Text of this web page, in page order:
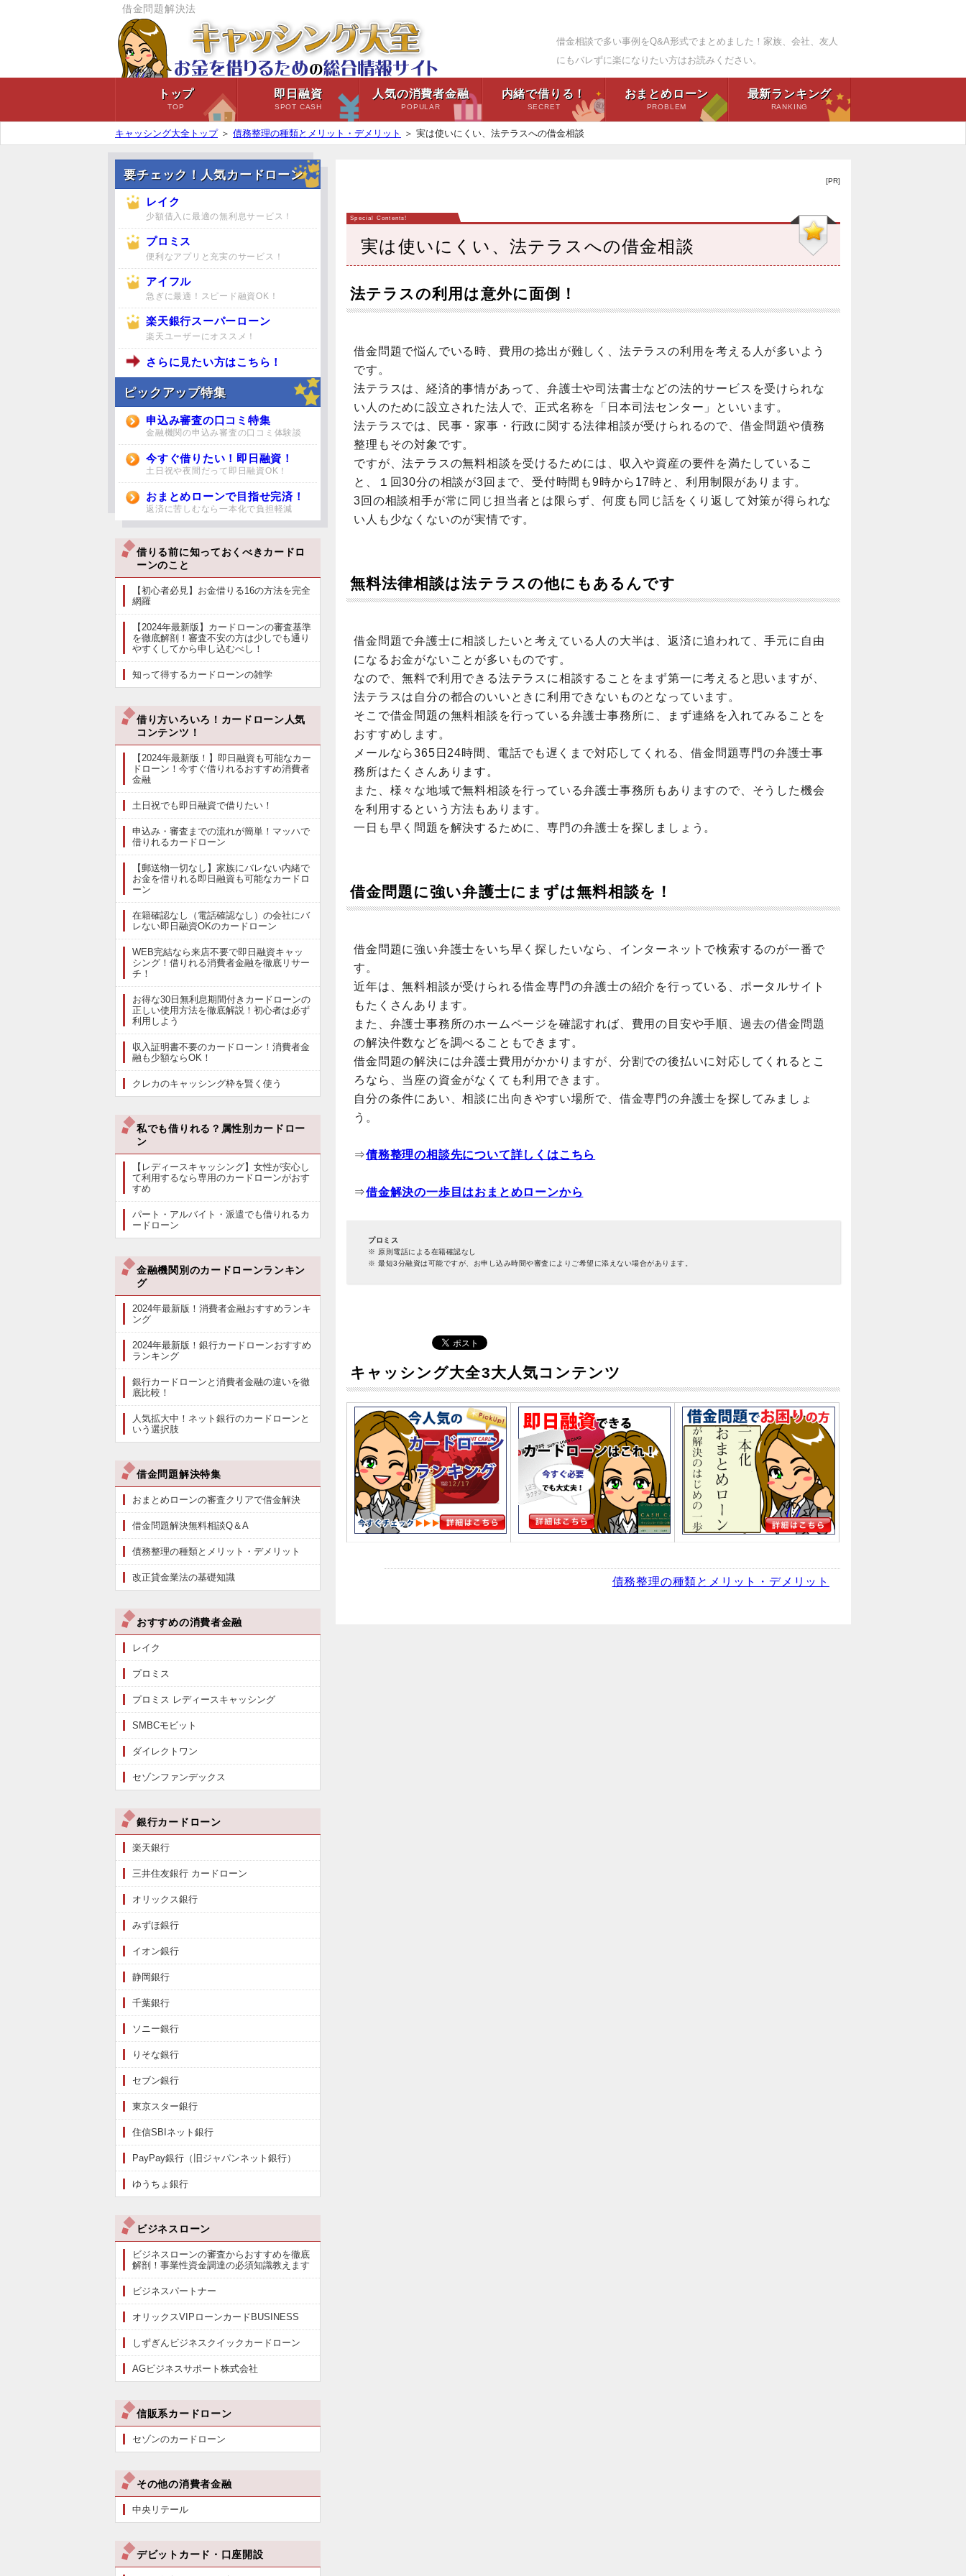
借金問題解決法
借金相談で多い事例をQ&A形式でまとめました！家族、会社、友人
にもバレずに楽になりたい方はお読みください。
トップ
TOP
即日融資
SPOT CASH
人気の消費者金融
POPULAR
内緒で借りる！
SECRET
おまとめローン
PROBLEM
最新ランキング
RANKING
キャッシング大全トップ＞ 債務整理の種類とメリット・デメリット ＞ 実は使いにくい、法テラスへの借金相談
[PR]
実は使いにくい、法テラスへの借金相談
法テラスの利用は意外に面倒！
借金問題で悩んでいる時、費用の捻出が難しく、法テラスの利用を考える人が多いよう
です。
法テラスは、経済的事情があって、弁護士や司法書士などの法的サービスを受けられな
い人のために設立された法人で、正式名称を「日本司法センター」といいます。
法テラスでは、民事・家事・行政に関する法律相談が受けられるので、借金問題や債務
整理もその対象です。
ですが、法テラスの無料相談を受けるためには、収入や資産の要件を満たしているこ
と、１回30分の相談が3回まで、受付時間も9時から17時と、利用制限があります。
3回の相談相手が常に同じ担当者とは限らず、何度も同じ話をくり返して対策が得られな
い人も少なくないのが実情です。
無料法律相談は法テラスの他にもあるんです
借金問題で弁護士に相談したいと考えている人の大半は、返済に追われて、手元に自由
になるお金がないことが多いものです。
なので、無料で利用できる法テラスに相談することをまず第一に考えると思いますが、
法テラスは自分の都合のいいときに利用できないものとなっています。
そこで借金問題の無料相談を行っている弁護士事務所に、まず連絡を入れてみることを
おすすめします。
メールなら365日24時間、電話でも遅くまで対応してくれる、借金問題専門の弁護士事
務所はたくさんあります。
また、様々な地域で無料相談を行っている弁護士事務所もありますので、そうした機会
を利用するという方法もあります。
一日も早く問題を解決するために、専門の弁護士を探しましょう。
借金問題に強い弁護士にまずは無料相談を！
借金問題に強い弁護士をいち早く探したいなら、インターネットで検索するのが一番で
す。
近年は、無料相談が受けられる借金専門の弁護士の紹介を行っている、ポータルサイト
もたくさんあります。
また、弁護士事務所のホームページを確認すれば、費用の目安や手順、過去の借金問題
の解決件数などを調べることもできます。
借金問題の解決には弁護士費用がかかりますが、分割での後払いに対応してくれるとこ
ろなら、当座の資金がなくても利用できます。
自分の条件にあい、相談に出向きやすい場所で、借金専門の弁護士を探してみましょ
う。
⇒債務整理の相談先について詳しくはこちら
⇒借金解決の一歩目はおまとめローンから
プロミス
※ 原則電話による在籍確認なし
※ 最短3分融資は可能ですが、お申し込み時間や審査によりご希望に添えない場合があります。
キャッシング大全3大人気コンテンツ
債務整理の種類とメリット・デメリット
要チェック！人気カードローン
レイク
少額借入に最適の無利息サービス！
プロミス
便利なアプリと充実のサービス！
アイフル
急ぎに最適！スピード融資OK！
楽天銀行スーパーローン
楽天ユーザーにオススメ！
さらに見たい方はこちら！
ピックアップ特集
申込み審査の口コミ特集
金融機関の申込み審査の口コミ体験談
今すぐ借りたい！即日融資！
土日祝や夜間だって即日融資OK！
おまとめローンで目指せ完済！
返済に苦しむなら一本化で負担軽減
借りる前に知っておくべきカードロ
ーンのこと
【初心者必見】お金借りる16の方法を完全
網羅
【2024年最新版】カードローンの審査基準
を徹底解剖！審査不安の方は少しでも通り
やすくしてから申し込むべし！
知って得するカードローンの雑学
借り方いろいろ！カードローン人気
コンテンツ！
【2024年最新版！】即日融資も可能なカー
ドローン！今すぐ借りれるおすすめ消費者
金融
土日祝でも即日融資で借りたい！
申込み・審査までの流れが簡単！マッハで
借りれるカードローン
【郵送物一切なし】家族にバレない内緒で
お金を借りれる即日融資も可能なカードロ
ーン
在籍確認なし（電話確認なし）の会社にバ
レない即日融資OKのカードローン
WEB完結なら来店不要で即日融資キャッ
シング！借りれる消費者金融を徹底リサー
チ！
お得な30日無利息期間付きカードローンの
正しい使用方法を徹底解説！初心者は必ず
利用しよう
収入証明書不要のカードローン！消費者金
融も少額ならOK！
クレカのキャッシング枠を賢く使う
私でも借りれる？属性別カードロー
ン
【レディースキャッシング】女性が安心し
て利用するなら専用のカードローンがおす
すめ
パート・アルバイト・派遣でも借りれるカ
ードローン
金融機関別のカードローンランキン
グ
2024年最新版！消費者金融おすすめランキ
ング
2024年最新版！銀行カードローンおすすめ
ランキング
銀行カードローンと消費者金融の違いを徹
底比較！
人気拡大中！ネット銀行のカードローンと
いう選択肢
借金問題解決特集
おまとめローンの審査クリアで借金解決
借金問題解決無料相談Q＆A
債務整理の種類とメリット・デメリット
改正貸金業法の基礎知識
おすすめの消費者金融
レイク
プロミス
プロミス レディースキャッシング
SMBCモビット
ダイレクトワン
セゾンファンデックス
銀行カードローン
楽天銀行
三井住友銀行 カードローン
オリックス銀行
みずほ銀行
イオン銀行
静岡銀行
千葉銀行
ソニー銀行
りそな銀行
セブン銀行
東京スター銀行
住信SBIネット銀行
PayPay銀行（旧ジャパンネット銀行）
ゆうちょ銀行
ビジネスローン
ビジネスローンの審査からおすすめを徹底
解剖！事業性資金調達の必須知識教えます
ビジネスパートナー
オリックスVIPローンカードBUSINESS
しずぎんビジネスクイックカードローン
AGビジネスサポート株式会社
信販系カードローン
セゾンのカードローン
その他の消費者金融
中央リテール
デビットカード・口座開設